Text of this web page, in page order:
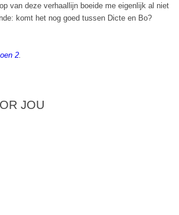
van deze verhaallijn boeide me eigenlijk al niet
komt het nog goed tussen Dicte en Bo?
2
JOU